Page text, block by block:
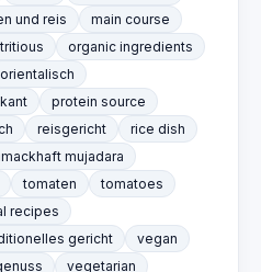
und reis
main course
organic ingredients
orientalisch
protein source
reisgericht
rice dish
mujadara
tomaten
tomatoes
recipes
gericht
vegan
vegetarian